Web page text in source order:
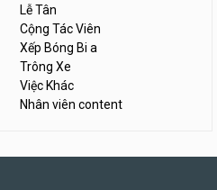
Lễ Tân
Cộng Tác Viên
Xếp Bóng Bi a
Trông Xe
Việc Khác
Nhân viên content